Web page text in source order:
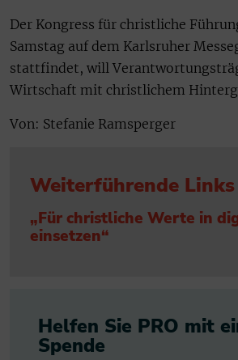
Der Kongress für christliche
Samstag auf dem Karlsruher
stattfindet, will
Wirtschaft mit christlichem
Von: Stefanie Ramsperger
Weiterführende Links
„Für christliche Werte in
einsetzen“
Helfen Sie PRO mit
Spende